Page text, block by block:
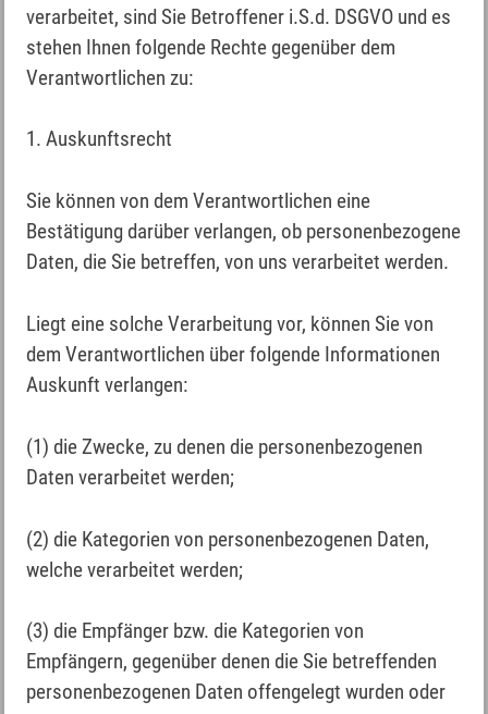
verarbeitet, sind Sie Betroffener i.S.d. DSGVO und es
stehen Ihnen folgende Rechte gegenüber dem
Verantwortlichen zu:
1. Auskunftsrecht
Sie können von dem Verantwortlichen eine
Bestätigung darüber verlangen, ob personenbezogene
Daten, die Sie betreffen, von uns verarbeitet werden.
Liegt eine solche Verarbeitung vor, können Sie von
dem Verantwortlichen über folgende Informationen
Auskunft verlangen:
(1) die Zwecke, zu denen die personenbezogenen
Daten verarbeitet werden;
(2) die Kategorien von personenbezogenen Daten,
welche verarbeitet werden;
(3) die Empfänger bzw. die Kategorien von
Empfängern, gegenüber denen die Sie betreffenden
personenbezogenen Daten offengelegt wurden oder